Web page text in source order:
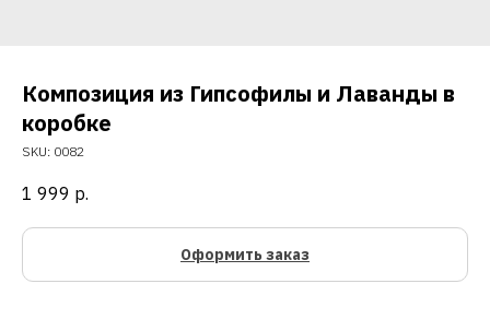
Композиция из Гипсофилы и Лаванды в
коробке
SKU: 0082
1 999 р.
Оформить заказ